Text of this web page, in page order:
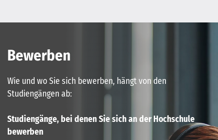
Bewerben
Wie und wo Sie sich bewerben, hängt von den
Studiengängen ab:
Studiengänge, bei denen Sie sich an der Hochschule
bewerben